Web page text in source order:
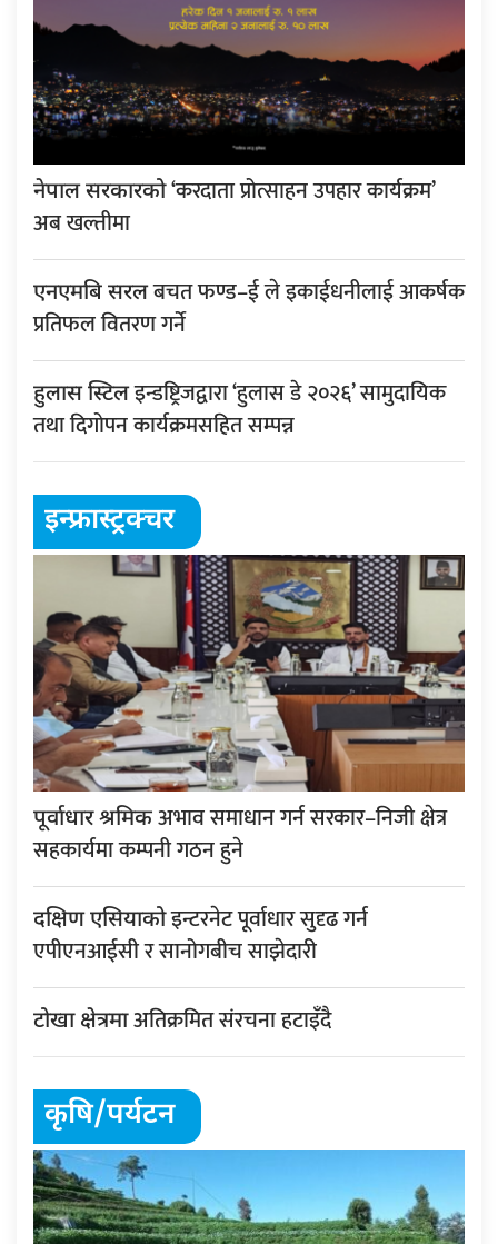
नेपाल सरकारको‘करदाता प्रोत्साहन उपहार कार्यक्रम’
अब खल्तीमा
एनएमबि सरलबचत फण्ड–ई ले इकाईधनीलाई आकर्षक
प्रतिफल वितरण गर्ने
हुलास स्टिलइन्डष्ट्रिजद्वारा ‘हुलास डे २०२६’ सामुदायिक
तथा दिगोपन कार्यक्रमसहित सम्पन्न
इन्फ्रास्ट्रक्चर
पूर्वाधार श्रमिकअभाव समाधान गर्न सरकार–निजी क्षेत्र
सहकार्यमा कम्पनी गठन हुने
दक्षिण एसियाकोइन्टरनेट पूर्वाधार सुदृढ गर्न
एपीएनआईसी र सानोगबीच साझेदारी
टोखा क्षेत्रमाअतिक्रमित संरचना हटाइँदै
कृषि/पर्यटन